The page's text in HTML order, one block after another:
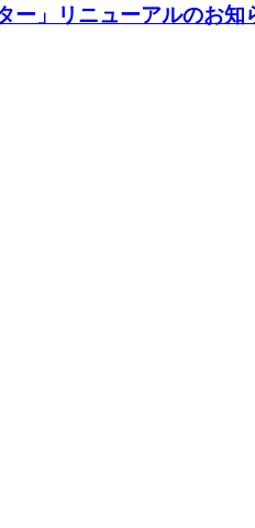
ー」リニューアルのお知